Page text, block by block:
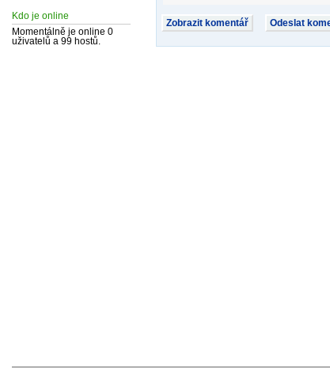
Kdo je online
Momentálně je online 0
uživatelů a 99 hostů.